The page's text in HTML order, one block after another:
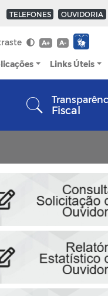
TELEFONES OUVIDORIA
A+ A-
Links Úteis
Fiscal